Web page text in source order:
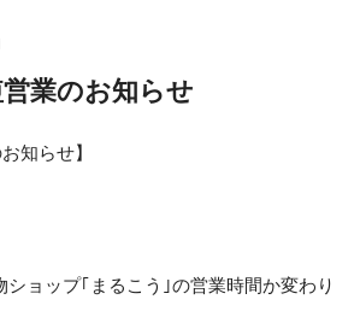
業のお知らせ
知らせ】⁡
ショップ｢まるこう｣の営業時間か変わり